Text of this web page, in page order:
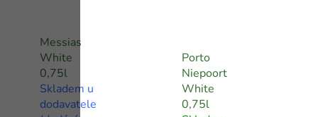
Messias
White
0,75l
Skladem u
dodavatele
Porto
Niepoort
White
0,75l